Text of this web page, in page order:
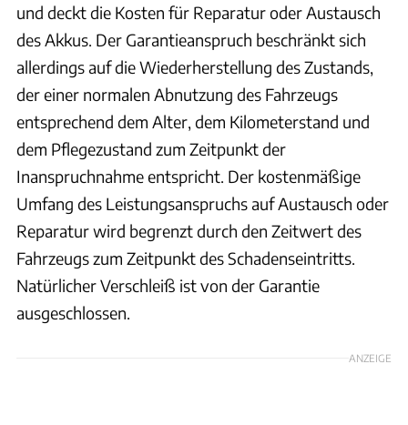
und deckt die Kosten für Reparatur oder Austausch
des Akkus. Der Garantieanspruch beschränkt sich
allerdings auf die Wiederherstellung des Zustands,
der einer normalen Abnutzung des Fahrzeugs
entsprechend dem Alter, dem Kilometerstand und
dem Pflegezustand zum Zeitpunkt der
Inanspruchnahme entspricht. Der kostenmäßige
Umfang des Leistungsanspruchs auf Austausch oder
Reparatur wird begrenzt durch den Zeitwert des
Fahrzeugs zum Zeitpunkt des Schadenseintritts.
Natürlicher Verschleiß ist von der Garantie
ausgeschlossen.
ANZEIGE